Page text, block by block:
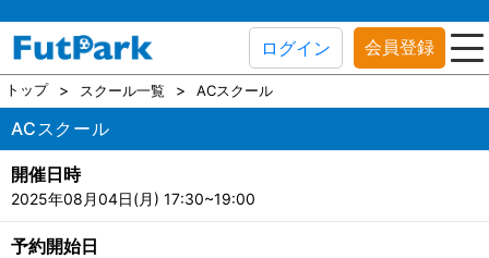
ログイン 会員登録
トップ スクール一覧 ACスクール
ACスクール
開催日時
2025年08月04日(月) 17:30~19:00
予約開始日